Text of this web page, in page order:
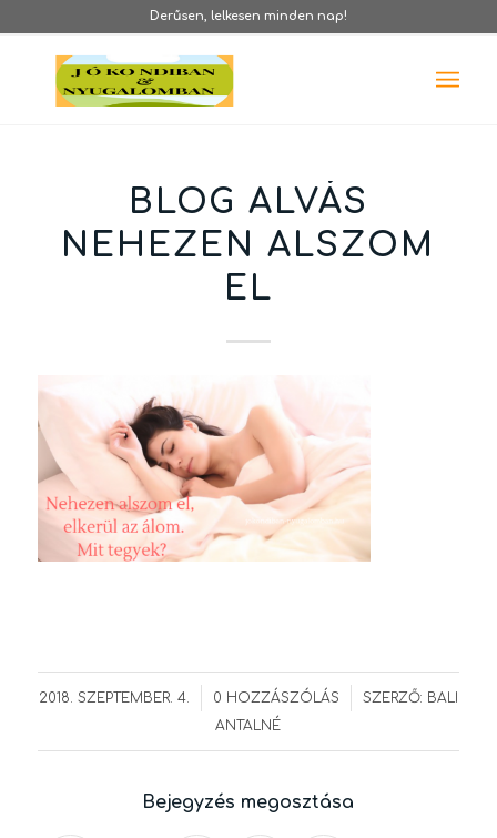
Derűsen, lelkesen minden nap!
BLOG ALVÁS
NEHEZEN ALSZOM
EL
2018. SZEPTEMBER. 4.
/ 0 HOZZÁSZÓLÁS
/ SZERZŐ: BALI
ANTALNÉ
Bejegyzés megosztása